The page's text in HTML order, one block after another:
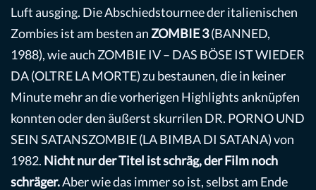
Luft ausging. Die Abschiedstournee der italienischen
Zombies ist am besten an ZOMBIE 3(BANNED,
1988), wie auch ZOMBIE IV – DAS BÖSE IST WIEDER
DA (OLTRE LA MORTE) zu bestaunen, die in keiner
Minute mehr an die vorherigen Highlights anknüpfen
konnten oder den äußerst skurrilen DR. PORNO UND
SEIN SATANSZOMBIE (LA BIMBA DI SATANA) von
1982. Nicht nur der Titel ist schräg, der Film noch
schräger.Aber wie das immer so ist, selbst am Ende